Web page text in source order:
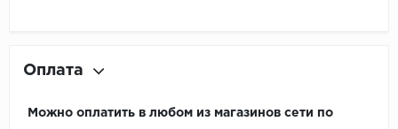
Оплата
Можно оплатить в любом из магазинов сети по